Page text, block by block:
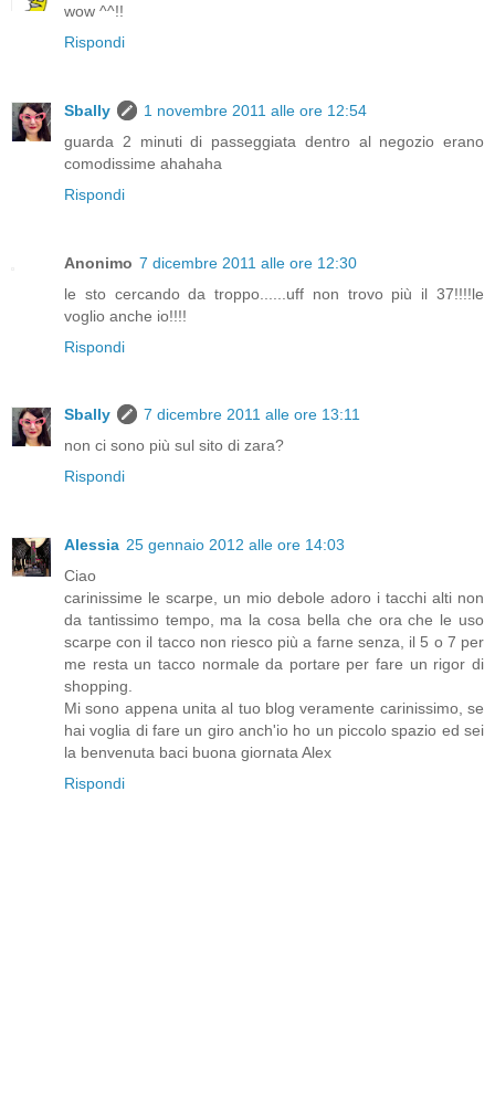
wow ^^!!
Rispondi
Sbally
1 novembre 2011 alle ore 12:54
guarda 2 minuti di passeggiata dentro al negozio erano
comodissime ahahaha
Rispondi
Anonimo 7 dicembre 2011 alle ore 12:30
le sto cercando da troppo......uff non trovo più il 37!!!!le
voglio anche io!!!!
Rispondi
Sbally
7 dicembre 2011 alle ore 13:11
non ci sono più sul sito di zara?
Rispondi
Alessia 25 gennaio 2012 alle ore 14:03
Ciao
carinissime le scarpe, un mio debole adoro i tacchi alti non
da tantissimo tempo, ma la cosa bella che ora che le uso
scarpe con il tacco non riesco più a farne senza, il 5 o 7 per
me resta un tacco normale da portare per fare un rigor di
shopping.
Mi sono appena unita al tuo blog veramente carinissimo, se
hai voglia di fare un giro anch'io ho un piccolo spazio ed sei
la benvenuta baci buona giornata Alex
Rispondi